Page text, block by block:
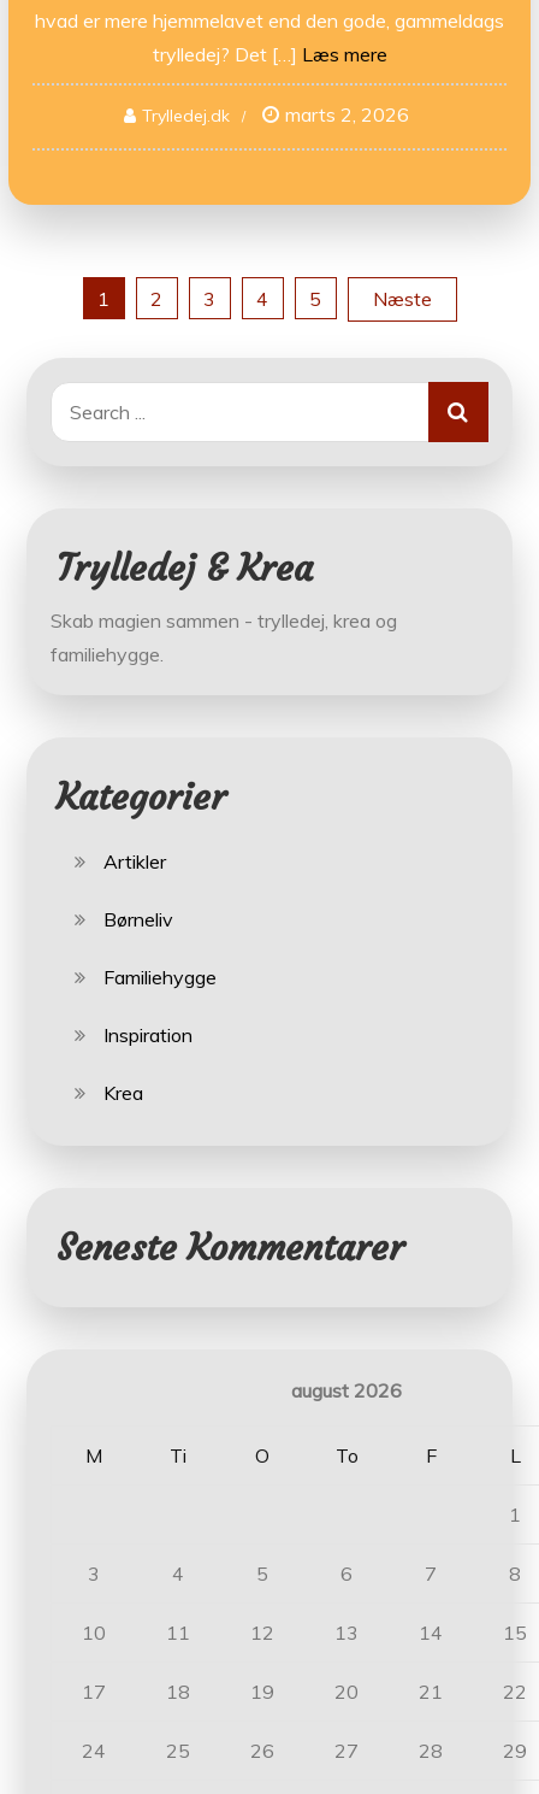
hvad er mere hjemmelavet end den gode, gammeldags
trylledej? Det […] Læs mere
Trylledej.dk marts 2, 2026
Indlægsinddeling
1 2 3 4 5 Næste
Search
for:
Trylledej & Krea
Skab magien sammen - trylledej, krea og
familiehygge.
Kategorier
Artikler
Børneliv
Familiehygge
Inspiration
Krea
Seneste Kommentarer
august 2026
M Ti O To F L
1
3 4 5 6 7 8
10 11 12 13 14 15
17 18 19 20 21 22
24 25 26 27 28 29